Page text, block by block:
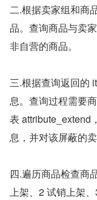
二.根据卖家组和商
品。查询商品与卖
⾮⾃营的商品。
三.根据查询返回的
息。查询过程需要
表 attribute_extend
息，并对该屏蔽的
四.遍历商品检查商
上架、2 试销上架、